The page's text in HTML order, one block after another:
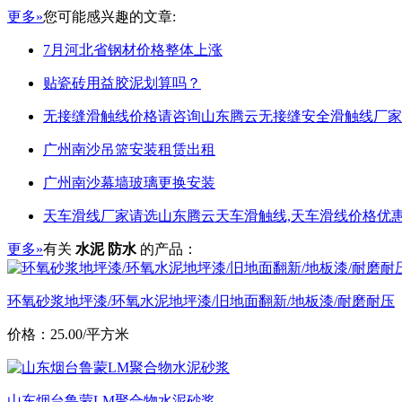
更多»您可能感兴趣的文章:
7月河北省钢材价格整体上涨
贴瓷砖用益胶泥划算吗？
无接缝滑触线价格请咨询山东腾云无接缝安全滑触线厂家
广州南沙吊篮安装租赁出租
广州南沙幕墙玻璃更换安装
天车滑线厂家请选山东腾云天车滑触线,天车滑线价格优
更多»有关 水泥 防水 的产品：
环氧砂浆地坪漆/环氧水泥地坪漆/旧地面翻新/地板漆/耐磨耐压
价格：25.00/平方米